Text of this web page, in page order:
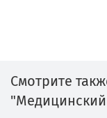
Смотрите